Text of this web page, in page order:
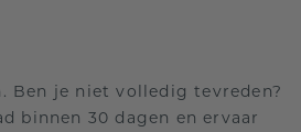
Ben je niet volledig tevreden?
binnen 30 dagen en ervaar